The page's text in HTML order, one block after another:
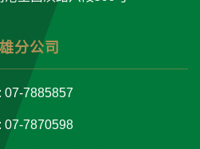
分公司
07-7885857
07-7870598